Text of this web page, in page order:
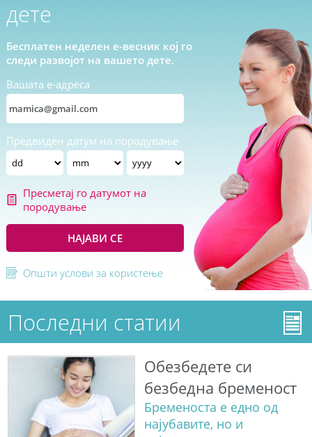
дете
Бесплатен неделен е-весник кој го
следи развојот на вашето дете.
Вашата е-адреса
Предвиден датум на породување
Пресметај го датумот на
породување
НАЈАВИ СЕ
Општи услови за користење
Последни статии
Обезбедете си
безбедна бременост
Бременоста е едно од
најубавите, но и